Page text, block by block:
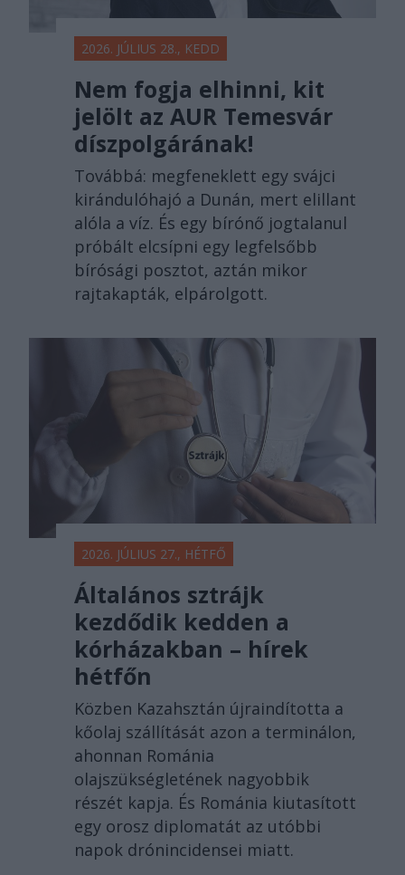
2026. JÚLIUS 28., KEDD
Nem fogja elhinni, kit
jelölt az AUR Temesvár
díszpolgárának!
Továbbá: megfeneklett egy svájci
kirándulóhajó a Dunán, mert elillant
alóla a víz. És egy bírónő jogtalanul
próbált elcsípni egy legfelsőbb
bírósági posztot, aztán mikor
rajtakapták, elpárolgott.
2026. JÚLIUS 27., HÉTFŐ
Általános sztrájk
kezdődik kedden a
kórházakban – hírek
hétfőn
Közben Kazahsztán újraindította a
kőolaj szállítását azon a terminálon,
ahonnan Románia
olajszükségletének nagyobbik
részét kapja. És Románia kiutasított
egy orosz diplomatát az utóbbi
napok drónincidensei miatt.